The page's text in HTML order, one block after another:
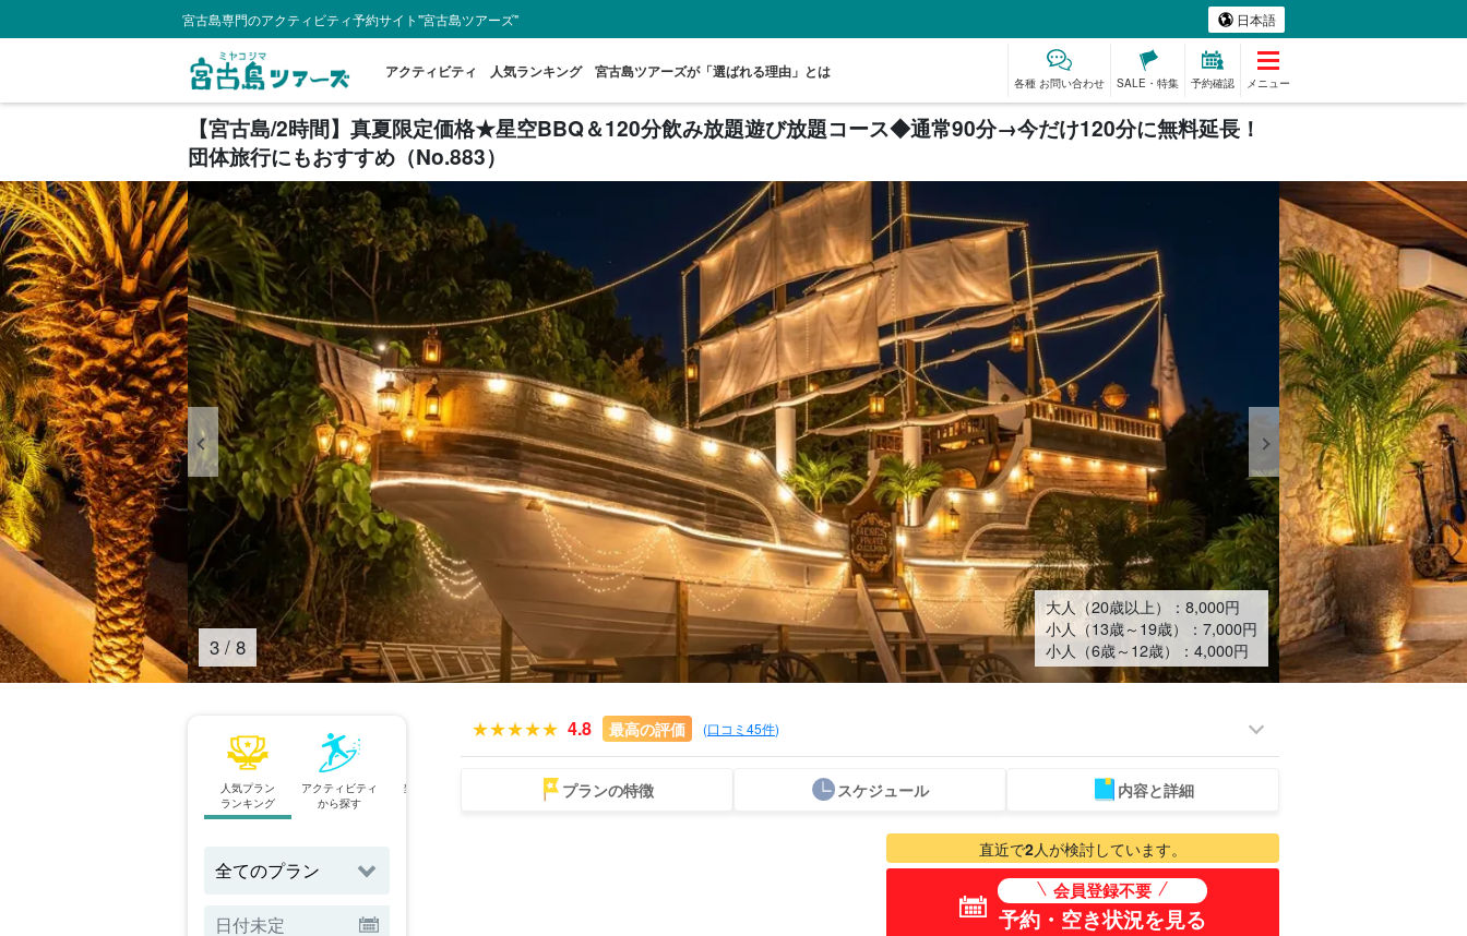
宮古島専門のアクティビティ予約サイト"宮古島ツアーズ" 日本語
アクティビティ 人気ランキング 宮古島ツアーズが「選ばれる理由」とは
各種 お問い合わせ SALE・特集 予約確認 メニュー
【宮古島/2時間】真夏限定価格★星空BBQ＆120分飲み放題遊び放題コース◆通常90分→今だけ120分に無料延長！
団体旅行にもおすすめ（No.883）
4 / 8
大人（20歳以上）： 8,000円
小人（13歳～19歳）： 7,000円
小人（6歳～12歳）： 4,000円
人気プラン
ランキング
アクティビティ
から探す
当日予約OK
スポットから
送迎付きプラン レンタカー
お得な割引
セットプラン
ものづくり体験 ベビーシッター
4.8 最高の評価 (口コミ45件)
プランの特徴 スケジュール 内容と詳細
直近で2人が検討しています。
会員登録不要
予約・空き状況を見る